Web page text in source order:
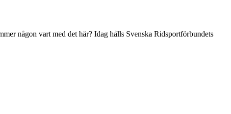
någon vart med det här? Idag hålls Svenska Ridsportförbundets